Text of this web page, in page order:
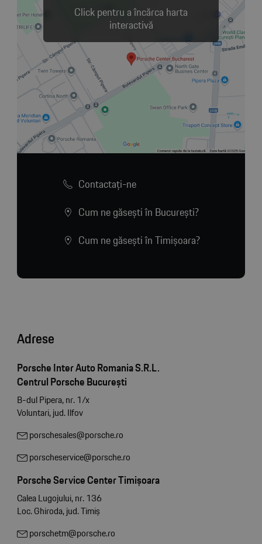
Click pentru a încărca harta
interactivă
Contactaţi-ne
Cum ne găsești în București?
Cum ne găsești în Timișoara?
Adrese
Porsche Inter Auto Romania S.R.L.
Centrul Porsche București
B-dul Pipera, nr. 1/x
Voluntari, jud. Ilfov
porschesales@porsche.ro
porscheservice@porsche.ro
Porsche Service Center Timișoara
Calea Lugojului, nr. 136
Loc. Ghiroda, jud. Timiș
porschetm@porsche.ro